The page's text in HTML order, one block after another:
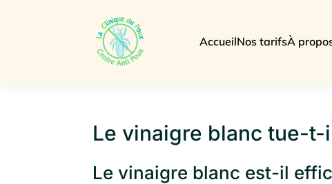
AccueilNos tarifsÀ
Le vinaigre blanc tue-t-
Le vinaigre blanc est-il